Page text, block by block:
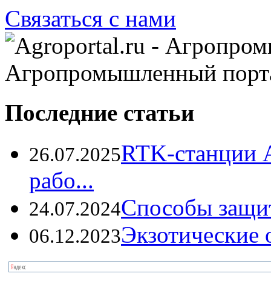
Связаться с нами
Агропромышленный
Последние статьи
26.07.2025RTK-станции
рабо...
24.07.2024Способы
06.12.2023